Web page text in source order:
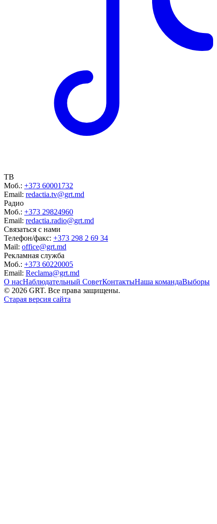
ТВ
Моб.: +373 60001732
Email: redactia.tv@grt.md
Радио
Моб.: +373 29824960
Email: redactia.radio@grt.md
Связаться с нами
Телефон/факс: +373 298 2 69 34
Mail: office@grt.md
Рекламная служба
Моб.: +373 60220005
Email: Reclama@grt.md
О насНаблюдательный СоветКонтактыНаша командаВыборы
© 2026 GRT. Все права защищены.
Старая версия сайта